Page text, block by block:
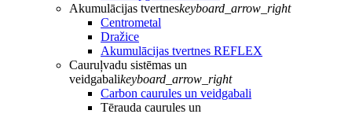
Akumulācijas tvertneskeyboard_arrow_right
Centrometal
Dražice
Akumulācijas tvertnes REFLEX
Cauruļvadu sistēmas un
veidgabalikeyboard_arrow_right
Carbon caurules un veidgabali
Tērauda caurules un